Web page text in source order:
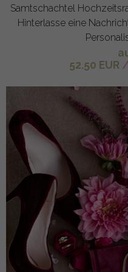
Samtschachtel
Hinterlasse eine
52.50 EUR /